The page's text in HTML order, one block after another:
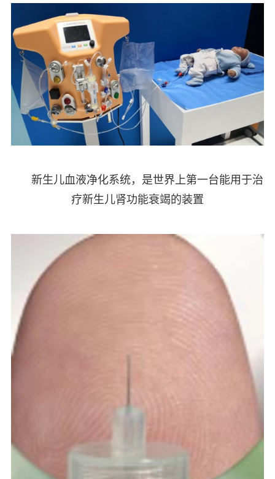
新生儿血液净化系统，是世界上第一台能用于治
疗新生儿肾功能衰竭的装置